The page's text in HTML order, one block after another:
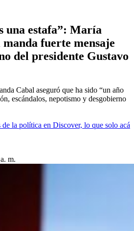
una estafa”: María
fuerte mensaje
del presidente Gustavo
Cabal aseguró que ha sido “un año
escándalos, nepotismo y desgobierno
la política en Discover, lo que solo acá
m.